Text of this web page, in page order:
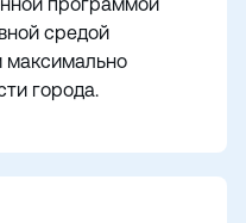
средой
максимально
города.